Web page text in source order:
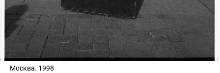
Москва. 1998